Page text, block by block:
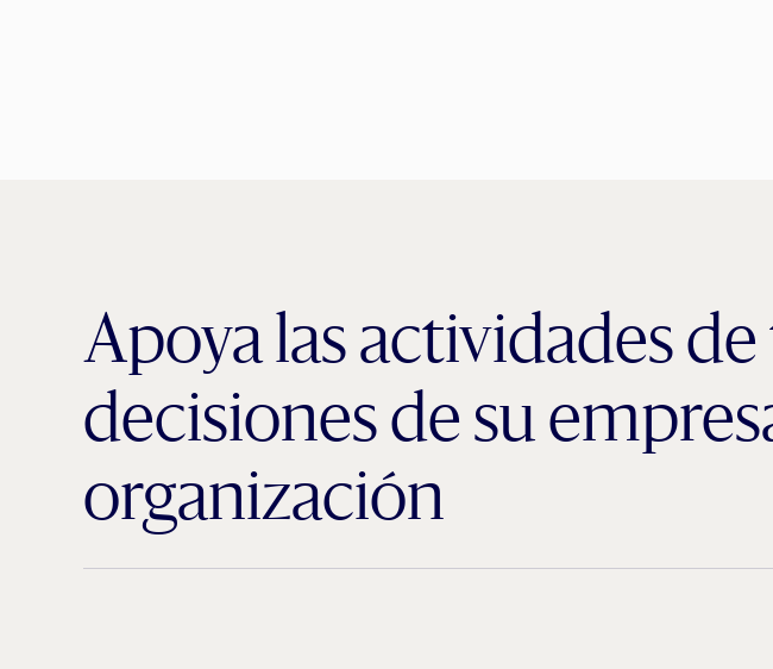
Apoya las actividades
decisiones de su
organización